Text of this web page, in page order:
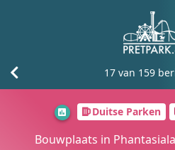
Duitse Parken
Bouwplaats in
17 van 159